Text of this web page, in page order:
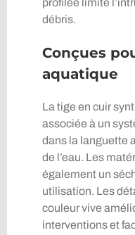
profilée limite
débris.
Conçues
aquatique
La tige en cuir
associée à un
dans la languette
de l’eau. Les
également un
utilisation. Les
couleur vive
interventions et